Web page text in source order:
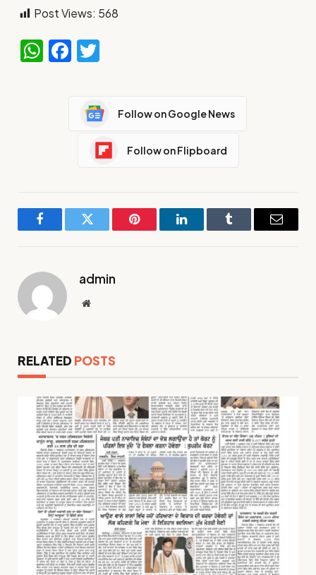
Post Views: 568
WhatsApp
Facebook
Follow on Google News
Follow on Flipboard
FacebookTwitter Pinterest LinkedInTumblr Email
admin
Website
RELATED POSTS